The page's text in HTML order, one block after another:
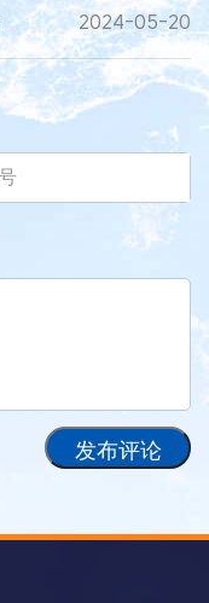
2024-05-20
发布评论